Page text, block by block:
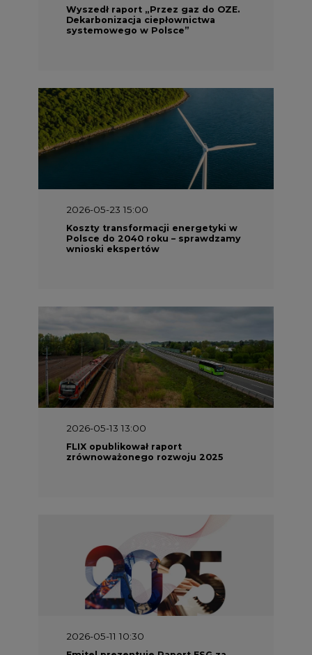
Koszty transformacji energetyki w
Polsce do 2040 roku – sprawdzamy
wnioski ekspertów
2026-05-13 13:00
FLIX opublikował raport
zrównoważonego rozwoju 2025
2026-05-11 10:30
Emitel prezentuje Raport ESG za
2025 rok